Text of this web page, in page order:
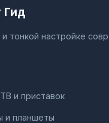
Гид
тонкой настройке
и приставок
и планшеты